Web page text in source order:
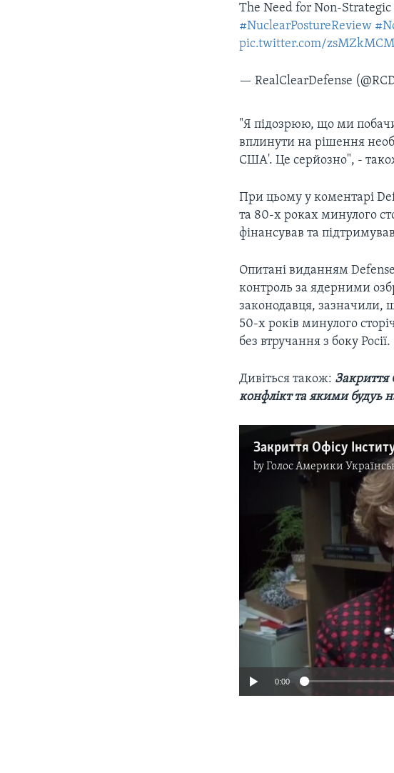
The Need for Non-
#NuclearPostureReview
pic.twitter.com/
— RealClearDefense
"Я підозрюю, що ми
вплинути на рішення
США'. Це серйозно", -
При цьому у коментарі
та 80-х роках минулого
фінансував та
Опитані виданням
контроль за ядерними
законодавця, зазначили,
50-х років минулого
без втручання з боку Росії.
Дивіться також: Закриття
конфлікт та якими будуь
byГолос Америки
0:00